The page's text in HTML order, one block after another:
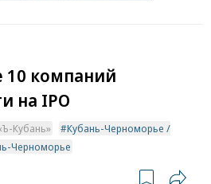
10 компаний
на IPO
Кубань»
Кубань-Черноморье /
Черноморье